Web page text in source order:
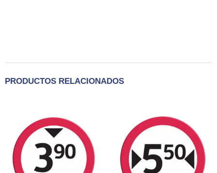
PRODUCTOS RELACIONADOS